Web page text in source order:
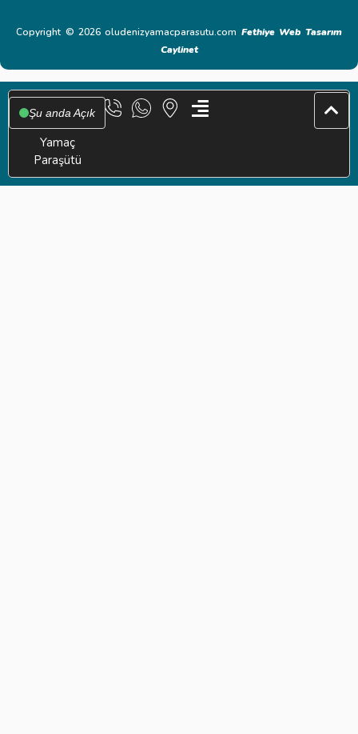
Copyright © 2026 oludenizyamacparasutu.com Fethiye Web Tasarım
Caylinet
Şu anda Açık